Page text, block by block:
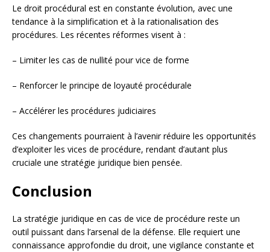
Le droit procédural est en constante évolution, avec une
tendance à la simplification et à la rationalisation des
procédures. Les récentes réformes visent à :
– Limiter les cas de nullité pour vice de forme
– Renforcer le principe de loyauté procédurale
– Accélérer les procédures judiciaires
Ces changements pourraient à l’avenir réduire les opportunités
d’exploiter les vices de procédure, rendant d’autant plus
cruciale une stratégie juridique bien pensée.
Conclusion
La stratégie juridique en cas de vice de procédure reste un
outil puissant dans l’arsenal de la défense. Elle requiert une
connaissance approfondie du droit, une vigilance constante et